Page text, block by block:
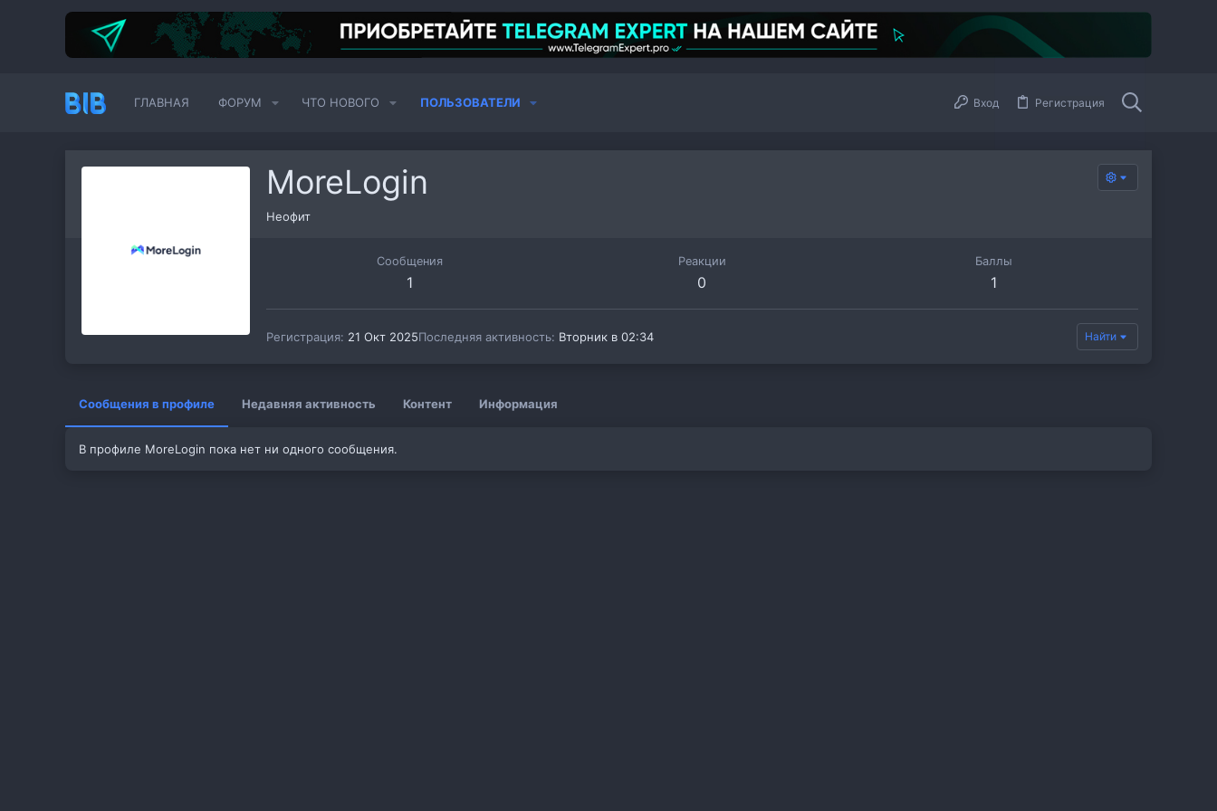
ГЛАВНАЯ ФОРУМ ЧТО НОВОГО ПОЛЬЗОВАТЕЛИ Вход Регистрация
MoreLogin
Неофит
Сообщения
1
Реакции
0
Баллы
1
Регистрация 21 Окт 2025Последняя активность Вторник в 02:34 Найти
Сообщения в профиле Недавняя активность Контент Информация
В профиле MoreLogin пока нет ни одного сообщения.